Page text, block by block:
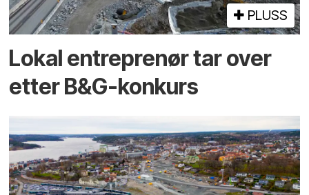
PLUSS
Lokal entreprenør tar over
etter B&G-konkurs